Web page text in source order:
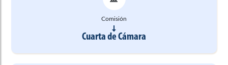
Comisión
Cuarta de Cámara